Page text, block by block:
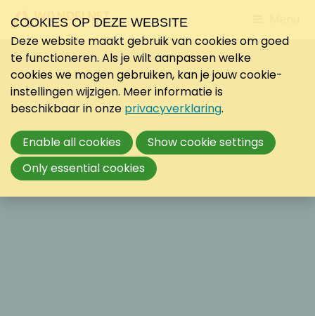
to
COOKIES OP DEZE WEBSITE
Deze website maakt gebruik van cookies om goed
te functioneren. Als je wilt aanpassen welke
cookies we mogen gebruiken, kan je jouw cookie-
instellingen wijzigen. Meer informatie is
beschikbaar in onze privacyverklaring.
Enable all cookies
Show cookie settings
Only essential cookies